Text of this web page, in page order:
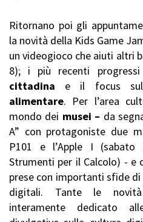
Ritornano poi gli
la novità della Kids Game
un videogioco che aiuti altri
8); i più recenti
cittadina e il focus
alimentare. Per l’area
mondo dei musei – da
A” con protagoniste due
P101 e l’Apple I
Strumenti per il Calcolo) - e
prese con importanti sfide
digitali. Tante le
interamente dedicato